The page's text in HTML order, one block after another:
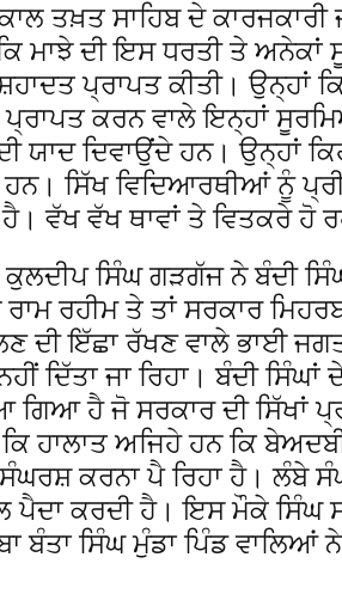
ਤਖ਼ਤ ਸਾਹਿਬ ਦੇ
ਮਾਝੇ ਦੀ ਇਸ ਧਰਤੀ ਤੇ ਅਨੇਕਾਂ
ਪ੍ਰਾਪਤ ਕੀਤੀ। ਉਨ੍ਹਾਂ
ਕਰਨ ਵਾਲੇ ਇਨ੍ਹਾਂ
ਯਾਦ ਦਿਵਾਉਂਦੇ ਹਨ। ਉਨ੍ਹਾਂ
ਸਿੱਖ ਵਿਦਿਆਰਥੀਆਂ ਨੂੰ
ਹੈ। ਵੱਖ ਵੱਖ ਥਾਵਾਂ ਤੇ ਵਿਤਕਰੇ ਹੋ
ਸਿੰਘ ਗੜਗੱਜ ਨੇ ਬੰਦੀ
ਰਹੀਮ ਤੇ ਤਾਂ ਸਰਕਾਰ
ਦੀ ਇੱਛਾ ਰੱਖਣ ਵਾਲੇ ਭਾਈ
ਦਿੱਤਾ ਜਾ ਰਿਹਾ। ਬੰਦੀ ਸਿੰਘਾਂ
ਹੈ ਜੋ ਸਰਕਾਰ ਦੀ ਸਿੱਖਾਂ
ਕਿ ਹਾਲਾਤ ਅਜਿਹੇ ਹਨ ਕਿ
ਕਰਨਾ ਪੈ ਰਿਹਾ ਹੈ। ਲੰਬੇ
ਪੈਦਾ ਕਰਦੀ ਹੈ। ਇਸ ਮੌਕੇ ਸਿੰਘ
ਬੰਤਾ ਸਿੰਘ ਮੁੰਡਾ ਪਿੰਡ ਵਾਲਿਆਂ